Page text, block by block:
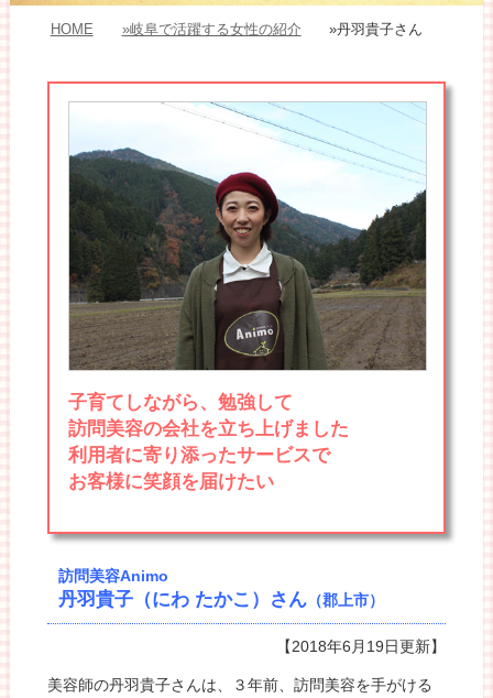
HOME »岐阜で活躍する女性の紹介 »丹羽貴子さん
子育てしながら、勉強して
訪問美容の会社を立ち上げました
利用者に寄り添ったサービスで
お客様に笑顔を届けたい
訪問美容Animo
丹羽貴子（にわ たかこ）さん （郡上市）
【2018年6月19日更新】
美容師の丹羽貴子さんは、３年前、訪問美容を手がける